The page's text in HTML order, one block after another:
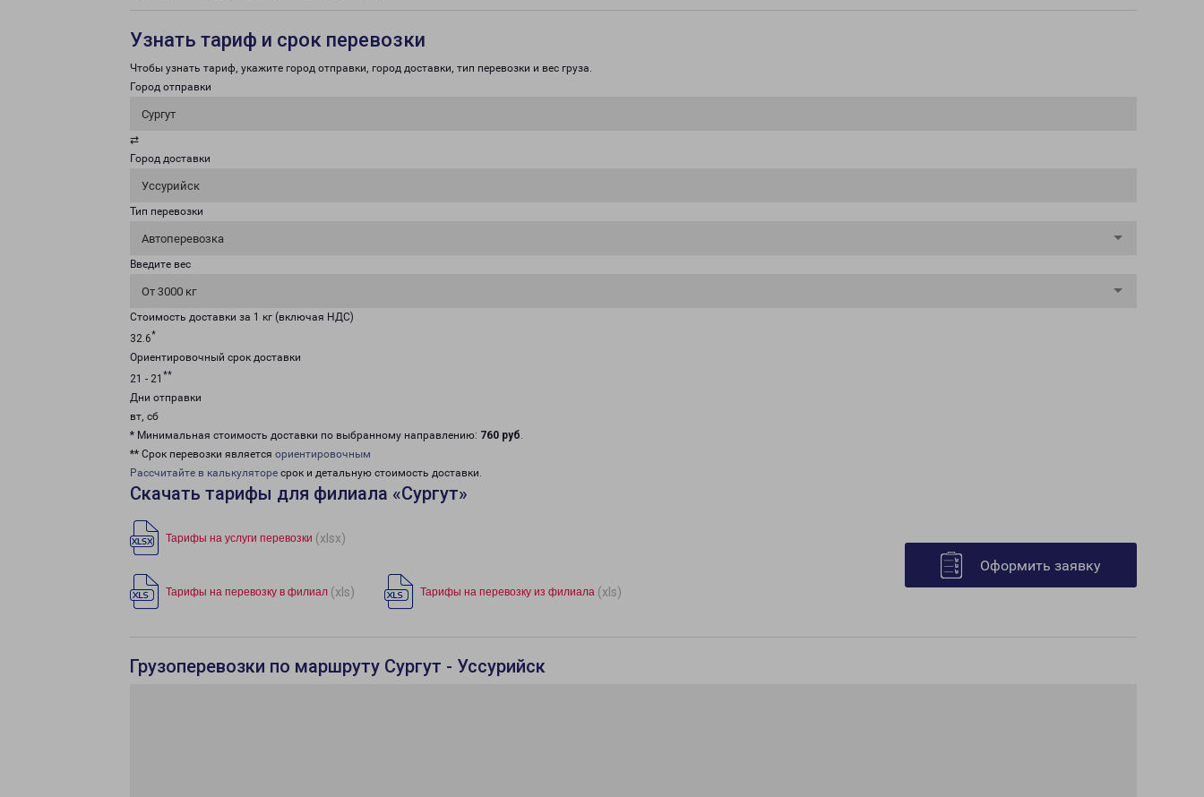
Узнать тариф и срок перевозки
Чтобы узнать тариф, укажите город отправки, город доставки, тип перевозки и вес груза.
Город отправки
Сургут
⇄
Город доставки
Уссурийск
Тип перевозки
Автоперевозка
Введите вес
От 3000 кг
Стоимость доставки за 1 кг (включая НДС)
32.6*
Ориентировочный срок доставки
21 - 21 **
Дни отправки
вт, сб
* Минимальная стоимость доставки по выбранному направлению: 760 руб.
** Срок перевозки является ориентировочным
Рассчитайте в калькуляторе срок и детальную стоимость доставки.
Скачать тарифы для филиала «Сургут»
Тарифы на услуги перевозки (xlsx)
Тарифы на перевозку в филиал (xls) Тарифы на перевозку из филиала (xls)
Оформить заявку
Грузоперевозки по маршруту Сургут - Уссурийск